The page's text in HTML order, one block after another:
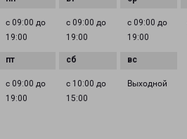
с 09:00 до
19:00
с 09:00 до
19:00
с 09:00 до
19:00
с 09:00 до
19:00
с 10:00 до
15:00
Выходной